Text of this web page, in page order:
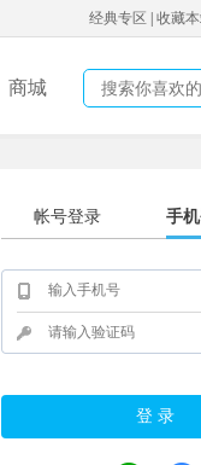
经典专区 收藏
商城
帐号登录 手